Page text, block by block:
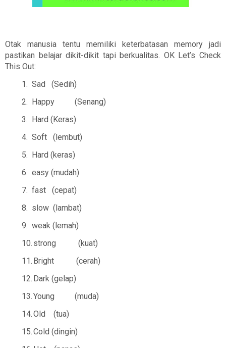
Otak manusia tentu memiliki keterbatasan memory jadi
pastikan belajar dikit-dikit tapi berkualitas. OK Let’s Check
This Out:
1. Sad
(Sedih)
2. Happy
(Senang)
3. Hard (Keras)
4. Soft
(lembut)
5. Hard (keras)
6. easy (mudah)
7. fast
(cepat)
8. slow (lambat)
9. weak (lemah)
10. strong
(kuat)
11. Bright
(cerah)
12. Dark (gelap)
13.Young
(muda)
14.Old
(tua)
15.Cold (dingin)